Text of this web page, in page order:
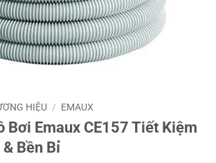
HIỆU / EMAUX
Bơi Emaux CE157 Tiết Kiệm
Bền Bỉ